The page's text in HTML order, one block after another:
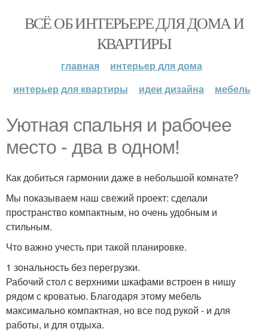
ВСЁ ОБ ИНТЕРЬЕРЕ ДЛЯ ДОМА И
КВАРТИРЫ
главная
интерьер для дома
интерьер для квартиры
идеи дизайна мебель
Уютная спальня и рабочее
место - два в одном!
Как добиться гармонии даже в небольшой комнате?
Мы показываем наш свежий проект: сделали
пространство компактным, но очень удобным и
стильным.
Что важно учесть при такой планировке.
1 зональность без перегрузки.
Рабочий стол с верхними шкафами встроен в нишу
рядом с кроватью. Благодаря этому мебель
максимально компактная, но все под рукой - и для
работы, и для отдыха.